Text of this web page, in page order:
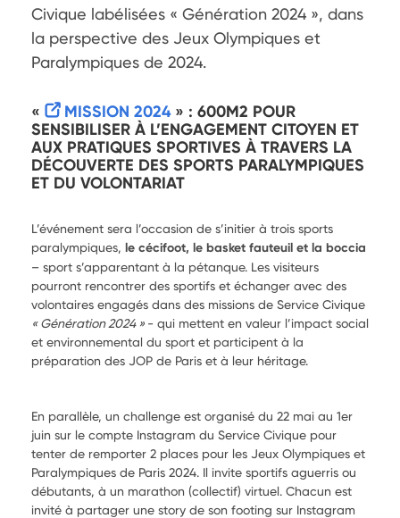
Civique labélisées « Génération 2024 », dans
la perspective des Jeux Olympiques et
Paralympiques de 2024.
« MISSION 2024» : 600M2 POUR
SENSIBILISER À L’ENGAGEMENT CITOYEN ET
AUX PRATIQUES SPORTIVES À TRAVERS LA
DÉCOUVERTE DES SPORTS PARALYMPIQUES
ET DU VOLONTARIAT
L’événement sera l’occasion de s’initier à trois sports
paralympiques, le cécifoot, le basket fauteuil et la boccia
– sport s’apparentant à la pétanque. Les visiteurs
pourront rencontrer des sportifs et échanger avec des
volontaires engagés dans des missions de Service Civique
« Génération 2024 »- qui mettent en valeur l’impact social
et environnemental du sport et participent à la
préparation des JOP de Paris et à leur héritage.
En parallèle, un challenge est organisé du 22 mai au 1er
juin sur le compte Instagram du Service Civique pour
tenter de remporter 2 places pour les Jeux Olympiques et
Paralympiques de Paris 2024. Il invite sportifs aguerris ou
débutants, à un marathon (collectif) virtuel. Chacun est
invité à partager une story de son footing sur Instagram